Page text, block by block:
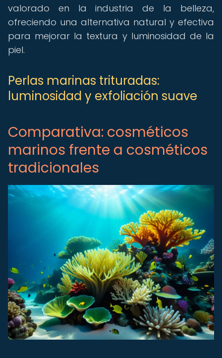
valorado en la industria de la belleza,
ofreciendo una alternativa natural y efectiva
para mejorar la textura y luminosidad de la
piel.
Perlas marinas trituradas:
luminosidad y exfoliación suave
Comparativa: cosméticos
marinos frente a cosméticos
tradicionales